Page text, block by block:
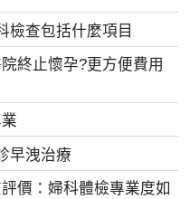
檢查包括什麼項目
終止懷孕?更方便費用
早洩治療
價：婦科體檢專業度如